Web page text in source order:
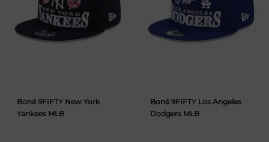
Boné 9FIFTY New York
Yankees MLB
Boné 9FIFTY Los Angeles
Dodgers MLB